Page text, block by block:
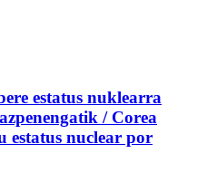
estatus nuklearra
/ Corea
estatus nuclear por